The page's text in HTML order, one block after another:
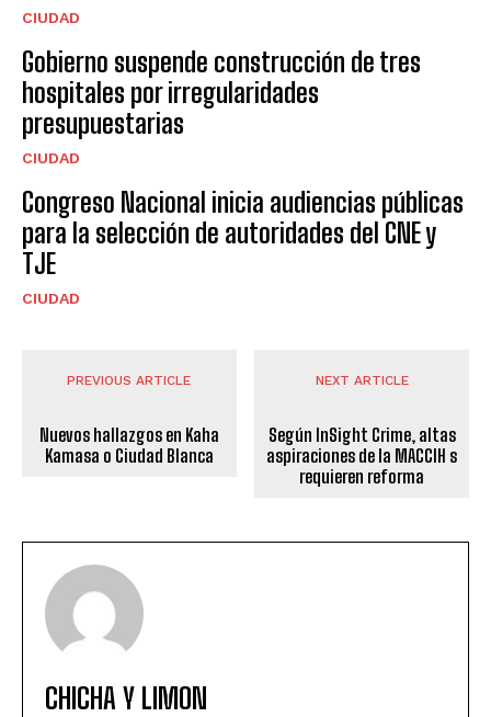
CIUDAD
Gobierno suspende construcción de tres
hospitales por irregularidades
presupuestarias
CIUDAD
Congreso Nacional inicia audiencias públicas
para la selección de autoridades del CNE y
TJE
CIUDAD
PREVIOUS ARTICLE
Nuevos hallazgos en Kaha
Kamasa o Ciudad Blanca
NEXT ARTICLE
Según InSight Crime, altas
aspiraciones de la MACCIH s
requieren reforma
CHICHA Y LIMON